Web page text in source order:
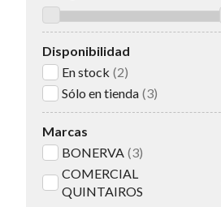
Disponibilidad
En stock (2)
Sólo en tienda (3)
Marcas
BONERVA (3)
COMERCIAL
QUINTAIROS